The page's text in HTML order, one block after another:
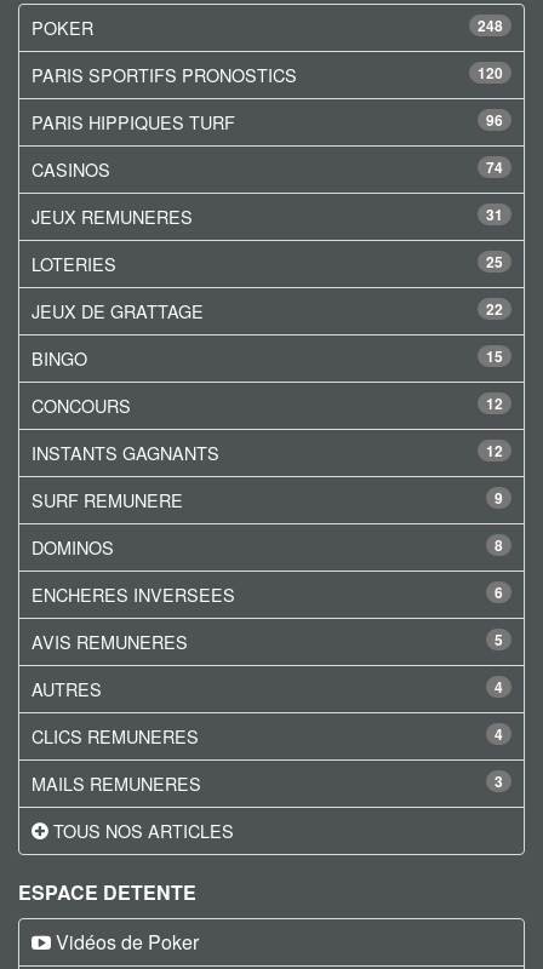
248
POKER
120
PARIS SPORTIFS PRONOSTICS
96
PARIS HIPPIQUES TURF
74
CASINOS
31
JEUX REMUNERES
25
LOTERIES
22
JEUX DE GRATTAGE
15
BINGO
12
CONCOURS
12
INSTANTS GAGNANTS
9
SURF REMUNERE
8
DOMINOS
6
ENCHERES INVERSEES
5
AVIS REMUNERES
4
AUTRES
4
CLICS REMUNERES
3
MAILS REMUNERES
TOUS NOS ARTICLES
ESPACE DETENTE
Vidéos de Poker